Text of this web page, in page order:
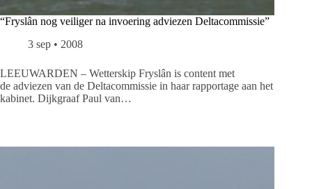
“Fryslân nog veiliger na invoering adviezen Deltacommissie”
3 sep • 2008
LEEUWARDEN – Wetterskip Fryslân is content met
de adviezen van de Deltacommissie in haar rapportage aan het
kabinet. Dijkgraaf Paul van…